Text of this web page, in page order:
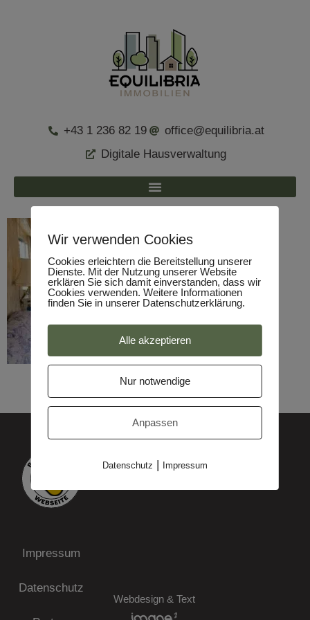
+43 1 236 82 19
office@equilibria.at
Digitale Hausverwaltung
Impressum
Datenschutz
Webdesign & Text
Wir verwenden Cookies
Cookies erleichtern die Bereitstellung unserer
Dienste. Mit der Nutzung unserer Website
erklären Sie sich damit einverstanden, dass wir
Cookies verwenden. Weitere Informationen
finden Sie in unserer Datenschutzerklärung.
Alle akzeptieren
Nur notwendige
Anpassen
Datenschutz | Impressum